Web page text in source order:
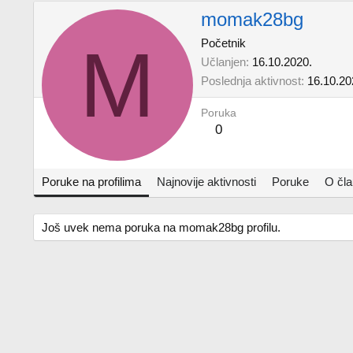
M
momak28bg
Početnik
Učlanjen 16.10.2020.
Poslednja aktivnost
Poruka
0
Poruke na profilima Najnovije aktivnosti Poruke O
Još uvek nema poruka na momak28bg profilu.